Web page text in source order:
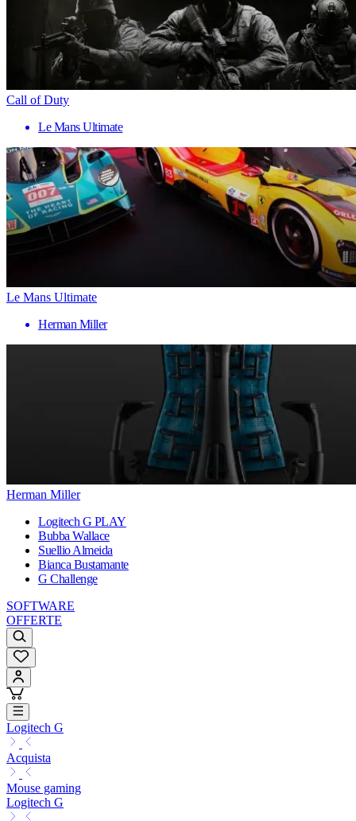
Call of Duty
Le Mans Ultimate
Le Mans Ultimate
Herman Miller
Herman Miller
Logitech G PLAY
Bubba Wallace
Suellio Almeida
Bianca Bustamante
G Challenge
SOFTWARE
OFFERTE
Logitech G
Acquista
Mouse gaming
Logitech G